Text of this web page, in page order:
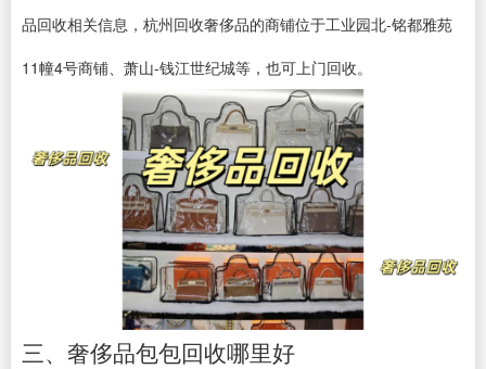
品回收相关信息，杭州回收奢侈品的商铺位于工业园北-铭都雅苑
11幢4号商铺、萧山-钱江世纪城等，也可上门回收。
三、奢侈品包包回收哪里好